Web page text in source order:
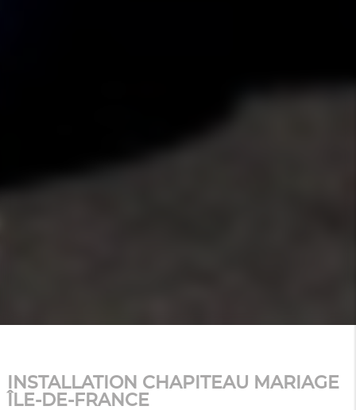
INSTALLATION CHAPITEAU MARIAGE
ÎLE-DE-FRANCE